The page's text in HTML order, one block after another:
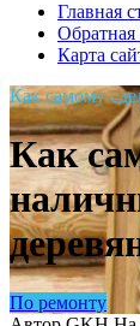
Главная
Обратная
Карта
Как самому
Как
По ремонту